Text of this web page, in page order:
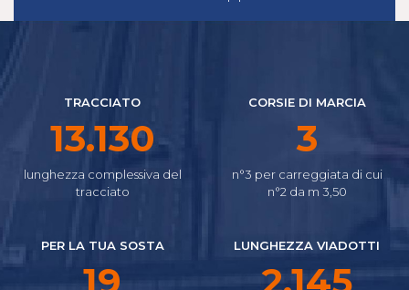
TRACCIATO
14.645
lunghezza complessiva del
tracciato
CORSIE DI MARCIA
4
n°3 per carreggiata di cui
n°2 da m 3,50
PER LA TUA SOSTA LUNGHEZZA VIADOTTI